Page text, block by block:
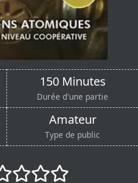
150 Minutes
Durée d'une partie
Amateur
Type de public
() () ()
()